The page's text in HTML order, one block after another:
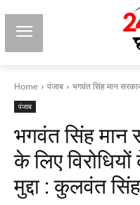
Home पंजाब भगवंत सिंह मान
पंजाब
भगवंत सिंह मान
के लिए
मुद्दा : कुलवंत सिंह